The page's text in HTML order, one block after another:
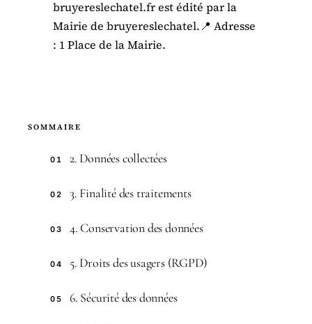
bruyereslechatel.fr est édité par la
Mairie de bruyereslechatel.📍 Adresse
: 1 Place de la Mairie.
SOMMAIRE
01 2. Données collectées
02 3. Finalité des traitements
03 4. Conservation des données
04 5. Droits des usagers (RGPD)
05 6. Sécurité des données